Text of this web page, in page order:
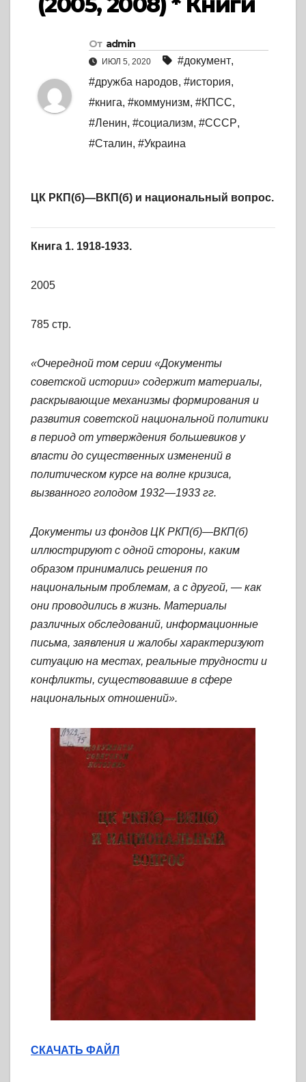
От admin
ИЮЛ 5, 2020 #документ,
#дружба народов, #история,
#книга, #коммунизм, #КПСС,
#Ленин, #социализм, #СССР,
#Сталин, #Украина
ЦК РКП(б)—ВКП(б) и национальный вопрос.
Книга 1. 1918-1933.
2005
785 стр.
«Очередной том серии «Документы
советской истории» содержит материалы,
раскрывающие механизмы формирования и
развития советской национальной политики
в период от утверждения большевиков у
власти до существенных изменений в
политическом курсе на волне кризиса,
вызванного голодом 1932—1933 гг.
Документы из фондов ЦК РКП(б)—ВКП(б)
иллюстрируют с одной стороны, каким
образом принимались решения по
национальным проблемам, а с другой, — как
они проводились в жизнь. Материалы
различных обследований, информационные
письма, заявления и жалобы характеризуют
ситуацию на местах, реальные трудности и
конфликты, существовавшие в сфере
национальных отношений».
СКАЧАТЬ ФАЙЛ